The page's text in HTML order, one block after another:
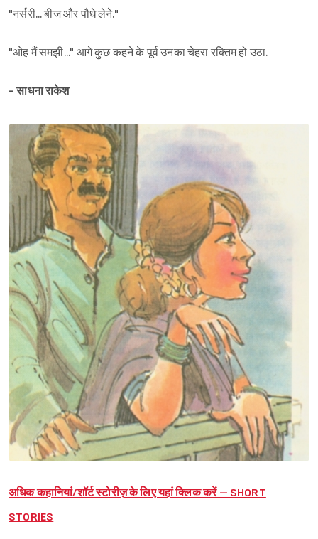
"नर्सरी... बीज और पौधे लेने."
"ओह मैं समझी..." आगे कुछ कहने के पूर्व उनका चेहरा रक्तिम हो उठा.
- साधना राकेश
अधिक कहानियां/शॉर्ट स्टोरीज़ के लिए यहां क्लिक करें – SHORT
STORIES